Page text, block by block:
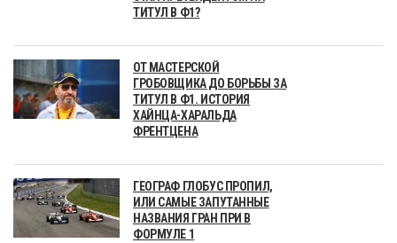
ТИТУЛ В Ф1?
ОТ МАСТЕРСКОЙ
ГРОБОВЩИКА ДО БОРЬБЫ ЗА
ТИТУЛ В Ф1. ИСТОРИЯ
ХАЙНЦА-ХАРАЛЬДА
ФРЕНТЦЕНА
ГЕОГРАФ ГЛОБУС ПРОПИЛ,
ИЛИ САМЫЕ ЗАПУТАННЫЕ
НАЗВАНИЯ ГРАН ПРИ В
ФОРМУЛЕ 1